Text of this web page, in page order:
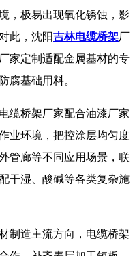
，极易出现氧化锈蚀，影
此，沈阳吉林电缆桥架厂
家定制适配金属基材的专
腐基础用料。
缆桥架厂家配合油漆厂家
业环境，把控涂层均匀度
管廊等不同应用场景，联
干湿、酸碱等各类复杂施
制造主流方向，电缆桥架